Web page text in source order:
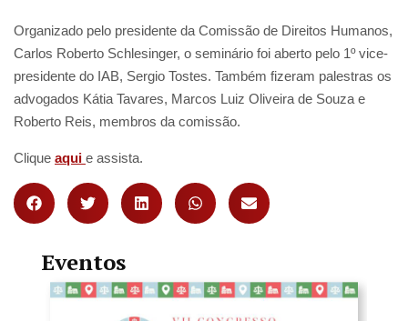
Organizado pelo presidente da Comissão de Direitos Humanos,
Carlos Roberto Schlesinger, o seminário foi aberto pelo 1º vice-
presidente do IAB, Sergio Tostes. Também fizeram palestras os
advogados Kátia Tavares, Marcos Luiz Oliveira de Souza e
Roberto Reis, membros da comissão.
Clique aqui e assista.
Eventos